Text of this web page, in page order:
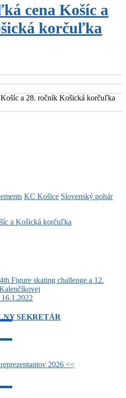
cena Košíc a
korčuľka
a 28. ročník Košická korčuľka
KC Košice Slovenský pohár
a Košická korčuľka
Figure skating challenge a 12.
SEKRETÁR
2026 <<